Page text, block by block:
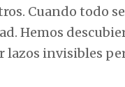
Cuando todo
Hemos
lazos invisibles